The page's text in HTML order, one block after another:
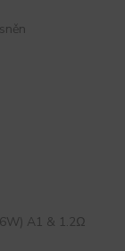
A1 & 1.2Ω